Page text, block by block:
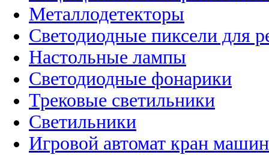
Металлодетекторы
Светодиодные пиксели для
Настольные лампы
Светодиодные фонарики
Трековые светильники
Светильники
Игровой автомат кран